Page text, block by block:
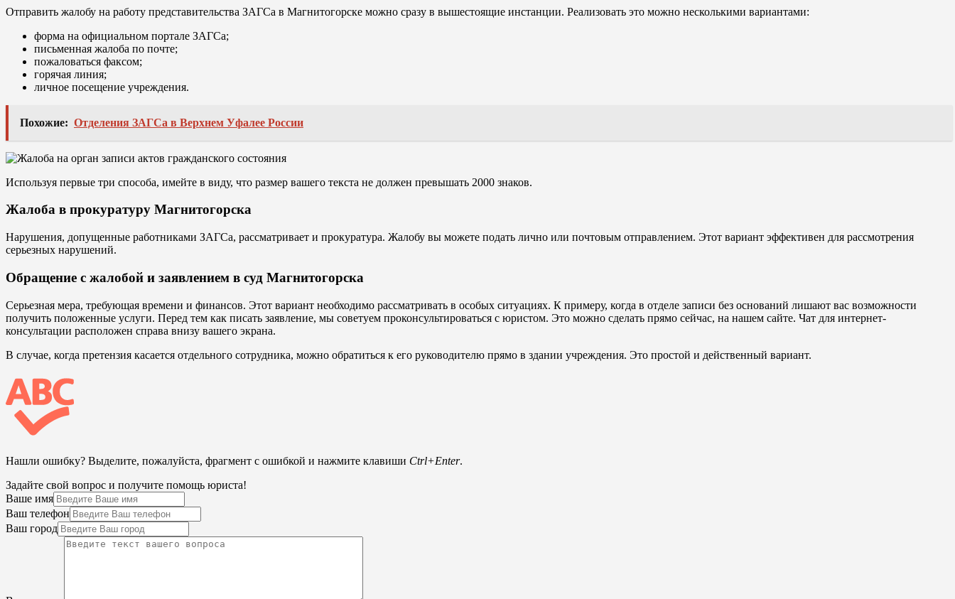
Отправить жалобу на работу представительства ЗАГСа в Магнитогорске можно сразу в вышестоящие инстанции. Реализовать это можно несколькими вариантами:
форма на официальном портале ЗАГСа;
письменная жалоба по почте;
пожаловаться факсом;
горячая линия;
личное посещение учреждения.
Похожие: Отделения ЗАГСа в Верхнем Уфалее России
Используя первые три способа, имейте в виду, что размер вашего текста не должен превышать 2000 знаков.
Жалоба в прокуратуру Магнитогорска
Нарушения, допущенные работниками ЗАГСа, рассматривает и прокуратура. Жалобу вы можете подать лично или почтовым отправлением. Этот вариант эффективен для рассмотрения
серьезных нарушений.
Обращение с жалобой и заявлением в суд Магнитогорска
Серьезная мера, требующая времени и финансов. Этот вариант необходимо рассматривать в особых ситуациях. К примеру, когда в отделе записи без оснований лишают вас возможности
получить положенные услуги. Перед тем как писать заявление, мы советуем проконсультироваться с юристом. Это можно сделать прямо сейчас, на нашем сайте. Чат для интернет-
консультации расположен справа внизу вашего экрана.
В случае, когда претензия касается отдельного сотрудника, можно обратиться к его руководителю прямо в здании учреждения. Это простой и действенный вариант.
Нашли ошибку? Выделите, пожалуйста, фрагмент с ошибкой и нажмите клавиши Ctrl+Enter.
Задайте свой вопрос и получите помощь юриста!
Ваше имя
Ваш телефон
Ваш город